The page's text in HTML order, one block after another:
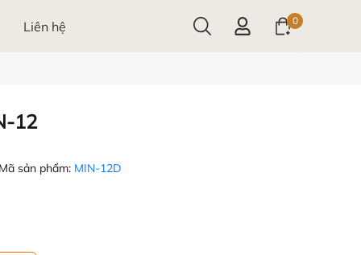
Liên hệ 0
12
Mã sản phẩm: MIN-12D